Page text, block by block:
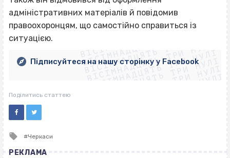
адміністративних матеріалів й повідомив
правоохоронцям, що самостійно справиться із
ситуацією.
ВІСІМНАДЦЯТЬ ТРИ НУЛІ
ВІСІМНАДЦЯТЬ ТРИ НУЛІ
ВІСІМНАДЦЯТЬ ТРИ НУЛІ
ВІСІМНАДЦЯТЬ ТРИ НУЛІ
ВІСІМНАДЦЯТЬ ТРИ НУЛІ
ВІСІМНАДЦЯТЬ ТРИ НУЛІ
ВІСІМНАДЦЯТЬ ТРИ НУЛІ
ВІСІМНАДЦЯТЬ ТРИ НУЛІ
Підписуйтеся на нашу сторінку у Facebook
Поділитись статтею
Tagged
Черкаси
РЕКЛАМА